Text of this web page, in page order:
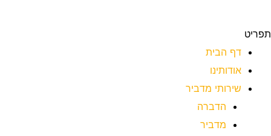
תפריט
דף הבית
אודותינו
שירותי מדביר
הדברה
מדביר